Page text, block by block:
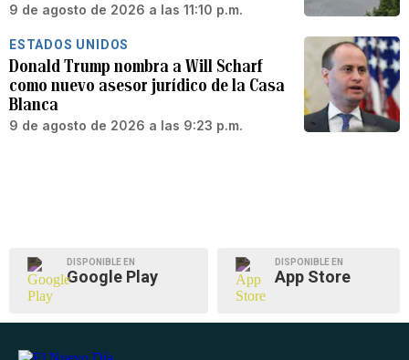
9 de agosto de 2026 a las 11:10 p.m.
ESTADOS UNIDOS
Donald Trump nombra a Will Scharf
como nuevo asesor jurídico de la Casa
Blanca
9 de agosto de 2026 a las 9:23 p.m.
DISPONIBLE EN
Google Play
DISPONIBLE EN
App Store